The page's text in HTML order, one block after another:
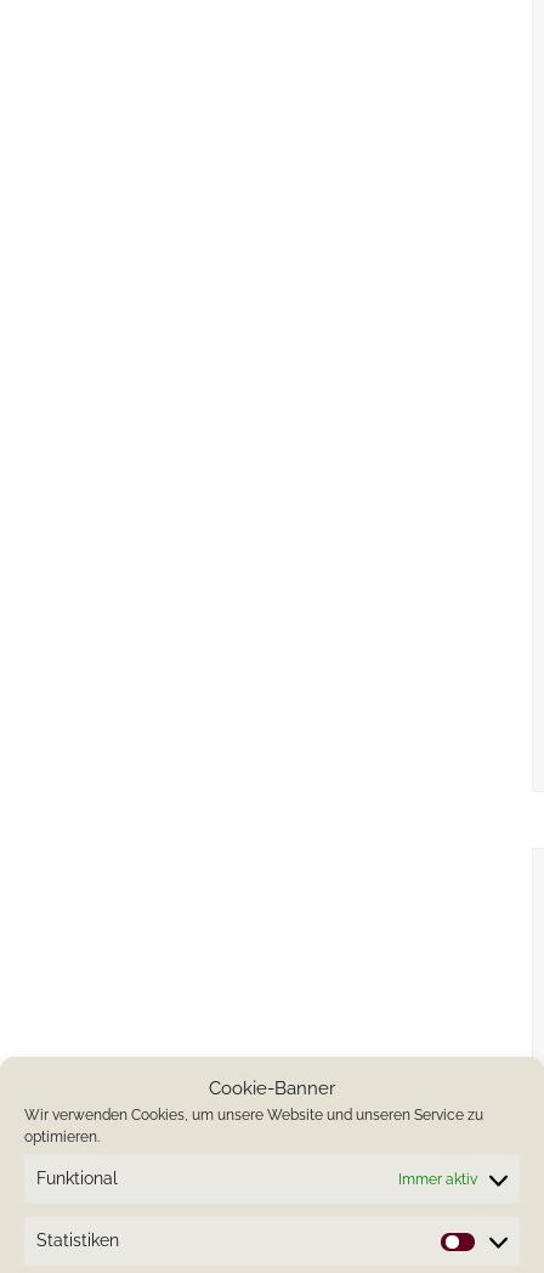
Cookie-Banner
Wir verwenden Cookies, um unsere Website und unseren Service zu
optimieren.
Funktional Immer aktiv
Statistiken